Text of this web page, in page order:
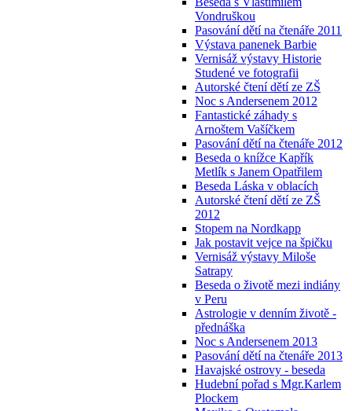
Vondruškou
Pasování dětí na čtenáře 2011
Výstava panenek Barbie
Vernisáž výstavy Historie
Studené ve fotografii
Autorské čtení dětí ze ZŠ
Noc s Andersenem 2012
Fantastické záhady s
Arnoštem Vašíčkem
Pasování dětí na čtenáře 2012
Beseda o knížce Kapřík
Metlík s Janem Opatřilem
Beseda Láska v oblacích
Autorské čtení dětí ze ZŠ
2012
Stopem na Nordkapp
Jak postavit vejce na špičku
Vernisáž výstavy Miloše
Satrapy
Beseda o životě mezi indiány
v Peru
Astrologie v denním životě -
přednáška
Noc s Andersenem 2013
Pasování dětí na čtenáře 2013
Havajské ostrovy - beseda
Hudební pořad s Mgr.Karlem
Plockem